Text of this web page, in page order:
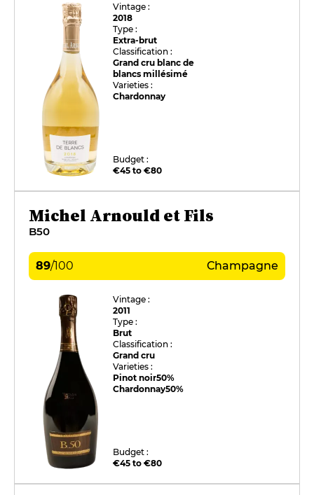
Vintage :
2018
Type :
Extra-brut
Classification :
Grand cru blanc de
blancs millésimé
Varieties :
Chardonnay
Budget :
€45 to €80
Michel Arnould et Fils
B50
89/100 Champagne
Vintage :
2011
Type :
Brut
Classification :
Grand cru
Varieties :
Pinot noir50%
Chardonnay50%
Budget :
€45 to €80